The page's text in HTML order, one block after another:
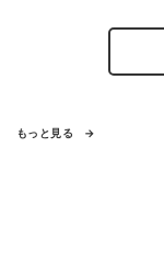
もっと見る